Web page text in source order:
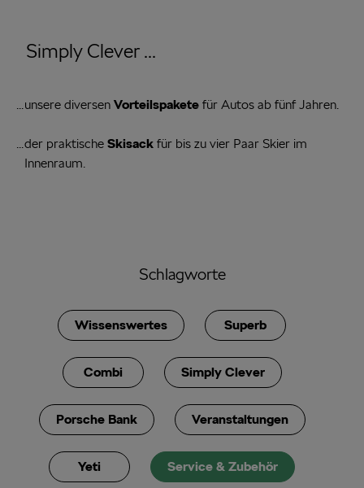
Simply Clever ...
unsere diversen Vorteilspakete für Autos ab fünf Jahren.
der praktische Skisack für bis zu vier Paar Skier im
Innenraum.
Schlagworte
Wissenswertes Superb
Combi Simply Clever
Porsche Bank Veranstaltungen
Yeti Service & Zubehör